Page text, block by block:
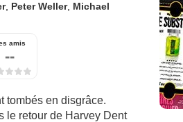
, Peter Weller, Michael
amis
--
tombés en disgrâce.
le retour de Harvey Dent